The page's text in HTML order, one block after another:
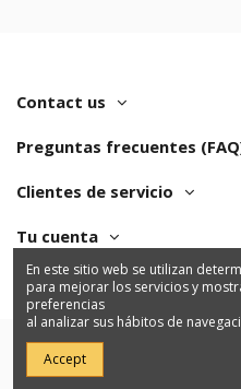
Contact us
Preguntas frecuentes
Clientes de servicio
Tu cuenta
En este sitio web se utilizan
para mejorar los servicios y
preferencias
al analizar sus hábitos de
Accept